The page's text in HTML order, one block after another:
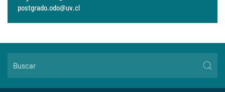
postgrado.odo@uv.cl